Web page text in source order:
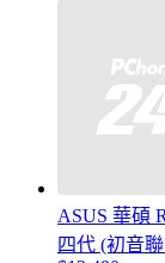
ASUS 華碩
四代 (初音